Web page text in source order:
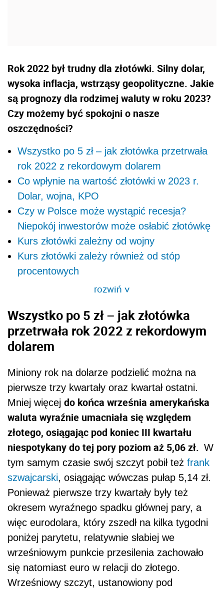
Rok 2022 był trudny dla złotówki. Silny dolar,
wysoka inflacja, wstrząsy geopolityczne. Jakie
są prognozy dla rodzimej waluty w roku 2023?
Czy możemy być spokojni o nasze
oszczędności?
Wszystko po 5 zł – jak złotówka przetrwała
rok 2022 z rekordowym dolarem
Co wpłynie na wartość złotówki w 2023 r.
Dolar, wojna, KPO
Czy w Polsce może wystąpić recesja?
Niepokój inwestorów może osłabić złotówkę
Kurs złotówki zależny od wojny
Kurs złotówki zależy również od stóp
procentowych
rozwiń>
Wszystko po 5 zł – jak złotówka
przetrwała rok 2022 z rekordowym
dolarem
Miniony rok na dolarze podzielić można na
pierwsze trzy kwartały oraz kwartał ostatni.
Mniej więcej do końca września amerykańska
waluta wyraźnie umacniała się względem
złotego, osiągając pod koniec III kwartału
niespotykany do tej pory poziom aż 5,06 zł. W
tym samym czasie swój szczyt pobił też frank
szwajcarski, osiągając wówczas pułap 5,14 zł.
Ponieważ pierwsze trzy kwartały były też
okresem wyraźnego spadku głównej pary, a
więc eurodolara, który zszedł na kilka tygodni
poniżej parytetu, relatywnie słabiej we
wrześniowym punkcie przesilenia zachowało
się natomiast euro w relacji do złotego.
Wrześniowy szczyt, ustanowiony pod